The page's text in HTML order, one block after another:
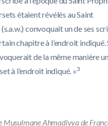
étaient révélés au Saint
convoquait un de ses
chapitre à l’endroit indiqué.
de la même manière
à l’endroit indiqué. »3
Musulmane Ahmadiyya de